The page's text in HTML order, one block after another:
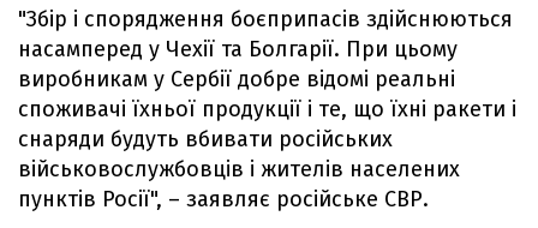
"Збір і спорядження боєприпасів здійснюються
насамперед у Чехії та Болгарії. При цьому
виробникам у Сербії добре відомі реальні
споживачі їхньої продукції і те, що їхні ракети і
снаряди будуть вбивати російських
військовослужбовців і жителів населених
пунктів Росії", – заявляє російське СВР.